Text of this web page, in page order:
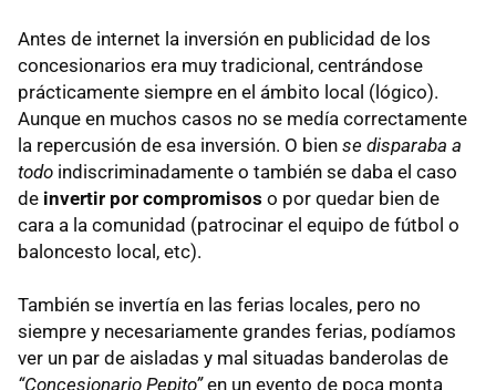
Antes de internet la inversión en publicidad de los
concesionarios era muy tradicional, centrándose
prácticamente siempre en el ámbito local (lógico).
Aunque en muchos casos no se medía correctamente
la repercusión de esa inversión. O bien se disparaba a
todo indiscriminadamente o también se daba el caso
de invertir por compromisos o por quedar bien de
cara a la comunidad (patrocinar el equipo de fútbol o
baloncesto local, etc).
También se invertía en las ferias locales, pero no
siempre y necesariamente grandes ferias, podíamos
ver un par de aisladas y mal situadas banderolas de
“Concesionario Pepito”en un evento de poca monta